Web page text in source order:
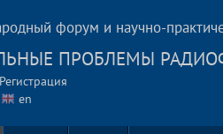
форум и научно-
ПРОБЛЕМЫ
Регистрация
en